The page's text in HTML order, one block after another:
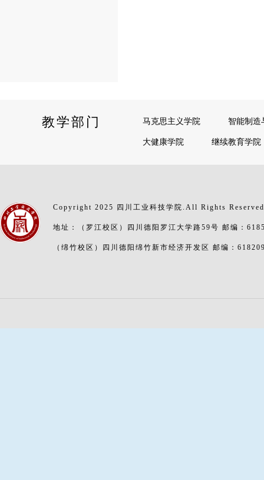
教学部门 马克思主义学院
智能制造
大健康学院
继续教育学院
Copyright 2025 四川工业科技学院.All Rights
地址：（罗江校区）四川德阳罗江大学路59号 邮编：
（绵竹校区）四川德阳绵竹新市经济开发区 邮编：